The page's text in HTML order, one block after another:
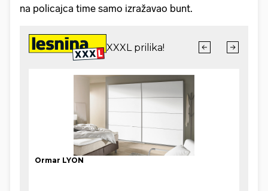
na policajca time samo izražavao bunt.